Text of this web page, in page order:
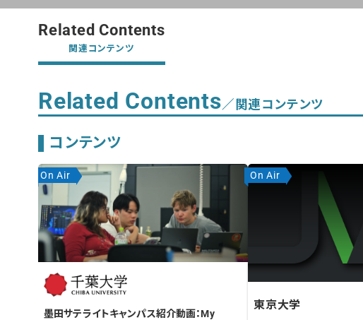
Related Contents
関連コンテンツ
Related Contents／関連コンテンツ
コンテンツ
墨田サテライトキャンパス紹介動画：My
On Air
東京大学
On Air